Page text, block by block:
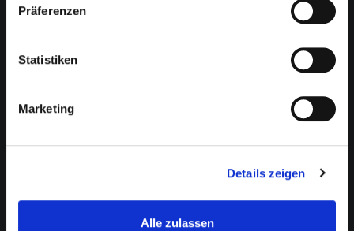
Präferenzen
Statistiken
Marketing
Details zeigen
Alle zulassen
Direktinvestment
Kapitalanlage Immobilien
Moderne Altersvorsorge